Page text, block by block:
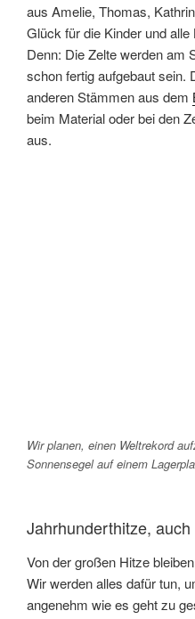
aus Amelie, Thomas,
Glück für die Kinder und
Denn: Die Zelte werden am
schon fertig aufgebaut sein.
anderen Stämmen aus dem
beim Material oder bei den
aus.
Wir planen, einen Weltrekord
Sonnensegel auf einem
Jahrhunderthitze,
Von der großen Hitze
Wir werden alles dafür tun,
angenehm wie es geht zu